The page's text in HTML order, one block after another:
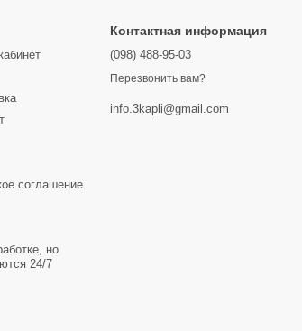
соглашение
но
24/7
Контактная информация
(098) 488-95-03
Перезвонить вам?
info.3kapli@gmail.com